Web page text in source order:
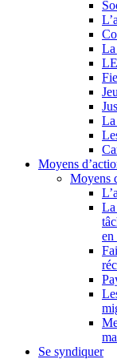
La
La
Moyens
Moyens
La
en
Se syndiquer